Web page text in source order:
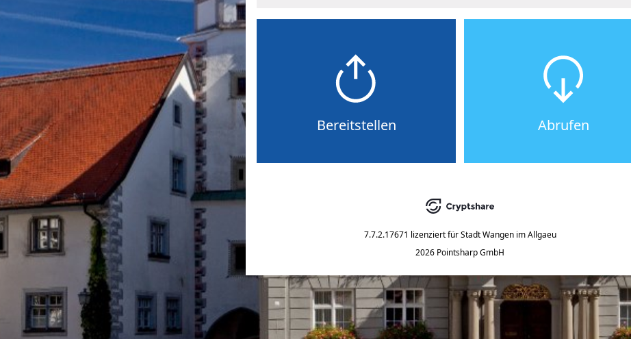
Bereitstellen Abrufen
7.7.2.17671 lizenziert für Stadt Wangen im Allgaeu
2026 Pointsharp GmbH